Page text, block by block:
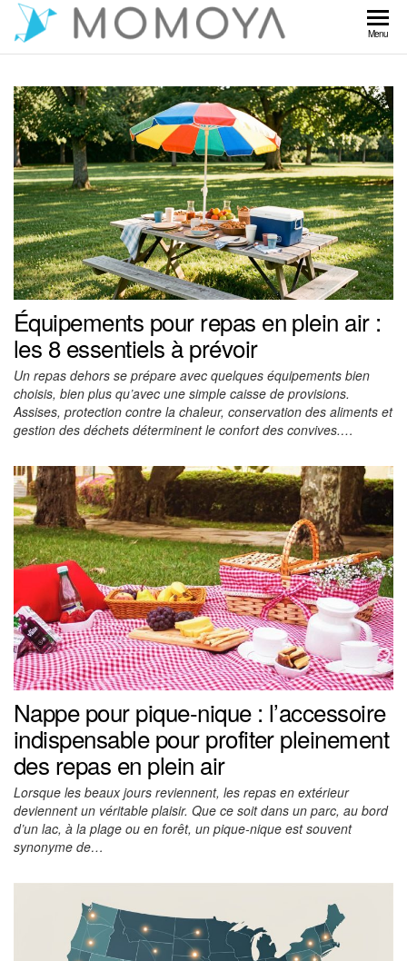
Skip
the
Momoya
Menu
Équipements pour repas en plein air :
les 8 essentiels à prévoir
Un repas dehors se prépare avec quelques équipements bien
choisis, bien plus qu’avec une simple caisse de provisions.
Assises, protection contre la chaleur, conservation des aliments et
gestion des déchets déterminent le confort des convives.…
Nappe pour pique-nique : l’accessoire
indispensable pour profiter pleinement
des repas en plein air
Lorsque les beaux jours reviennent, les repas en extérieur
deviennent un véritable plaisir. Que ce soit dans un parc, au bord
d’un lac, à la plage ou en forêt, un pique-nique est souvent
synonyme de…